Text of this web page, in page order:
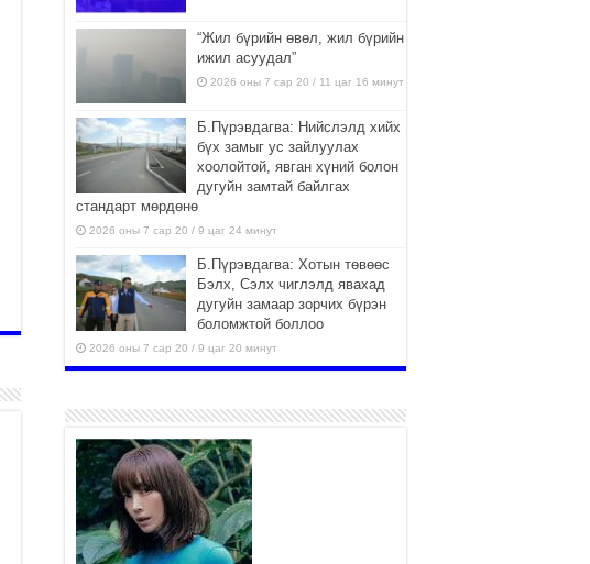
“Жил бүрийн өвөл, жил бүрийн
ижил асуудал”
2026 оны 7 сар 20 / 11 цаг 16 минут
Б.Пүрэвдагва: Нийслэлд хийх
бүх замыг ус зайлуулах
хоолойтой, явган хүний болон
дугуйн замтай байлгах
стандарт мөрдөнө
2026 оны 7 сар 20 / 9 цаг 24 минут
Б.Пүрэвдагва: Хотын төвөөс
Бэлх, Сэлх чиглэлд явахад
дугуйн замаар зорчих бүрэн
боломжтой боллоо
2026 оны 7 сар 20 / 9 цаг 20 минут
шугам хоолойн ажил 80
хувьтай үргэлжилж байна
2026 оны 7 сар 20 / 9 цаг 14 минут
Усархаг аадар бороо орж
байгаа тул аюулгүй байдлаа
хангаж, үер усны аюулаас
сэрэмжлэхийг нийслэлийн